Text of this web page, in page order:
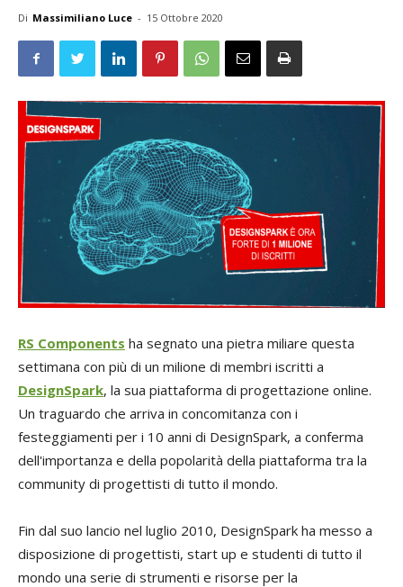
Di Massimiliano Luce - 15 Ottobre 2020
RS Components ha segnato una pietra miliare questa
settimana con più di un milione di membri iscritti a
DesignSpark, la sua piattaforma di progettazione online.
Un traguardo che arriva in concomitanza con i
festeggiamenti per i 10 anni di DesignSpark, a conferma
dell'importanza e della popolarità della piattaforma tra la
community di progettisti di tutto il mondo.
Fin dal suo lancio nel luglio 2010, DesignSpark ha messo a
disposizione di progettisti, start up e studenti di tutto il
mondo una serie di strumenti e risorse per la